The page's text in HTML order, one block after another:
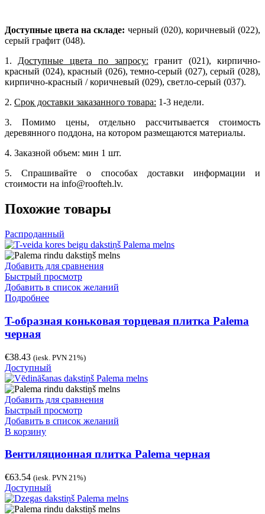
Доступные цвета на складе: черный (020), коричневый (022),
серый графит (048).
1.Доступные цвета по запросу: гранит (021), кирпично-
красный (024), красный (026), темно-серый (027), серый (028),
кирпично-красный / коричневый (029), светло-серый (037).
2. Срок доставки заказанного товара: 1-3 недели.
3. Помимо цены, отдельно рассчитывается стоимость
деревянного поддона, на котором размещаются материалы.
4. Заказной объем: мин 1 шт.
5. Спрашивайте о способах доставки информации и
стоимости на info@roofteh.lv.
Похожие товары
Распроданный
Добавить для сравнения
Быстрый просмотр
Добавить в список желаний
Подробнее
T-образная коньковая торцевая плитка Palema
черная
€38.43 (iesk. PVN 21%)
Доступный
Добавить для сравнения
Быстрый просмотр
Добавить в список желаний
В корзину
Вентиляционная плитка Palema черная
€63.54 (iesk. PVN 21%)
Доступный